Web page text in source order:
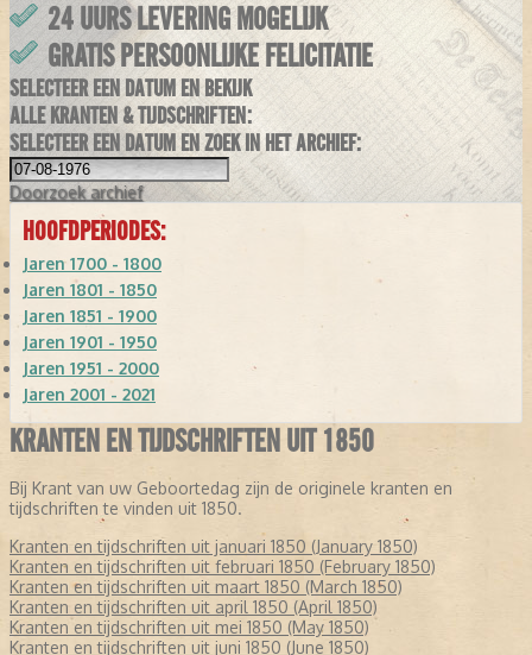
24 UURS LEVERING MOGELIJK
GRATIS PERSOONLIJKE FELICITATIE
SELECTEER EEN DATUM EN BEKIJK
ALLE KRANTEN & TIJDSCHRIFTEN:
SELECTEER EEN DATUM EN ZOEK IN HET ARCHIEF:
Doorzoek archief
HOOFDPERIODES:
Jaren 1700 - 1800
Jaren 1801 - 1850
Jaren 1851 - 1900
Jaren 1901 - 1950
Jaren 1951 - 2000
Jaren 2001 - 2021
KRANTEN EN TIJDSCHRIFTEN UIT 1850
Bij Krant van uw Geboortedag zijn de originele kranten en
tijdschriften te vinden uit 1850.
Kranten en tijdschriften uit januari 1850 (January 1850)
Kranten en tijdschriften uit februari 1850 (February 1850)
Kranten en tijdschriften uit maart 1850 (March 1850)
Kranten en tijdschriften uit april 1850 (April 1850)
Kranten en tijdschriften uit mei 1850 (May 1850)
Kranten en tijdschriften uit juni 1850 (June 1850)